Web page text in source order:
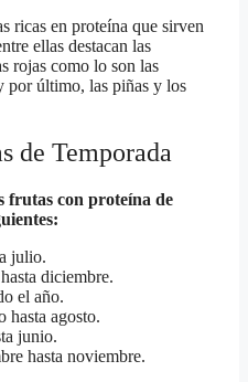
ricas en proteína que sirven
ellas destacan las
rojas como lo son las
por último, las piñas y los
de Temporada
frutas con proteína de
julio.
diciembre.
el año.
hasta agosto.
junio.
hasta noviembre.